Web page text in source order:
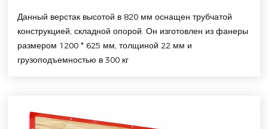
Данный верстак высотой в 820 мм оснащен трубчатой
конструкцией, складной опорой. Он изготовлен из фанеры
размером 1200 * 625 мм, толщиной 22 мм и
грузоподъемностью в 300 кг